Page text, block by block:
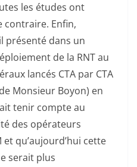
les études ont
contraire. Enfin,
présenté dans un
de la RNT au
lancés CTA par CTA
Monsieur Boyon) en
tenir compte au
des opérateurs
qu’aujourd’hui cette
serait plus